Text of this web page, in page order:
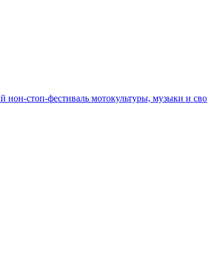
стоп-фестиваль мотокультуры, музыки и